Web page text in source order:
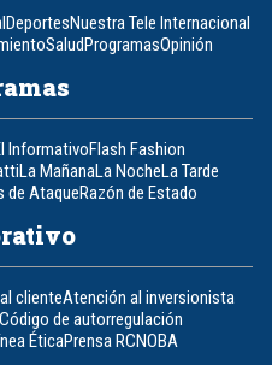
DeportesNuestra Tele Internacional
Salud ProgramasOpinión
InformativoFlash Fashion
La MañanaLa NocheLa Tarde
de AtaqueRazón de Estado
clienteAtención al inversionista
Código de autorregulación
ÉticaPrensa RCNOBA